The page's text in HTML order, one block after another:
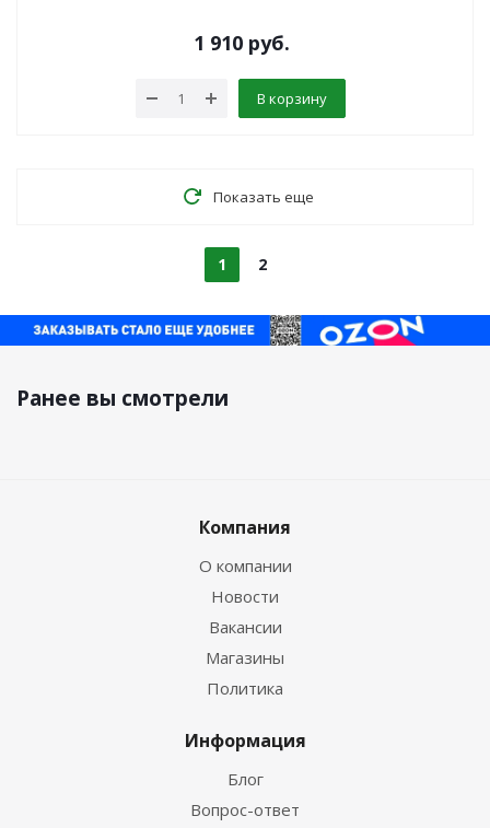
1 910руб.
В корзину
Показать еще
1 2
Ранее вы смотрели
Компания
О компании
Новости
Вакансии
Магазины
Политика
Информация
Блог
Вопрос-ответ